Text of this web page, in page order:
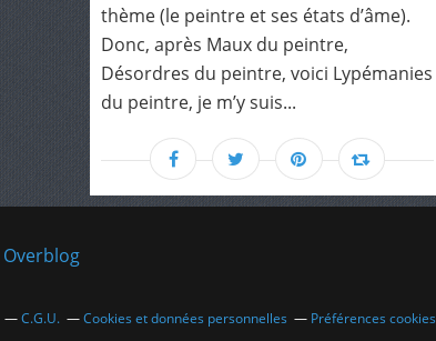
thème (le peintre et ses états d’âme).
Donc, après Maux du peintre,
Désordres du peintre, voici Lypémanies
du peintre, je m’y suis...
Overblog
C.G.U. Cookies et données personnelles Préférences cookies